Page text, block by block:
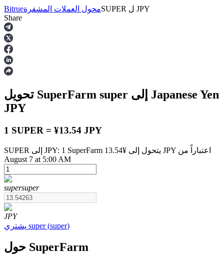
العقود الآجلة
العقود الآجلة USDT
Bitrueمحول العملات المشفرةSUPER ل JPY
Share
تحويل SuperFarm super
إلى Japanese Yen
JPY
1 SUPER = ¥13.54 JPY
SUPER إلى JPY: 1 SuperFarm يتحول إلى ¥13.54 JPY اعتباراً من
August 7 at 5:00 AM
supersuper
JPY
يشتري super(super)
حول SuperFarm